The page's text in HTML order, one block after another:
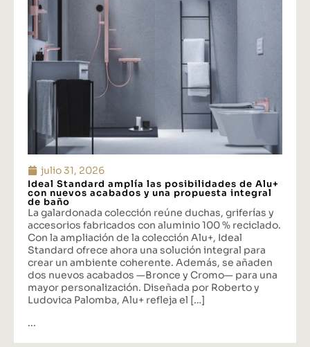
julio 31, 2026
Ideal Standard amplía las posibilidades de Alu+
con nuevos acabados y una propuesta integral
de baño
La galardonada colección reúne duchas, griferías y
accesorios fabricados con aluminio 100 % reciclado.
Con la ampliación de la colección Alu+, Ideal
Standard ofrece ahora una solución integral para
crear un ambiente coherente. Además, se añaden
dos nuevos acabados —Bronce y Cromo— para una
mayor personalización. Diseñada por Roberto y
Ludovica Palomba, Alu+ refleja el […]
...